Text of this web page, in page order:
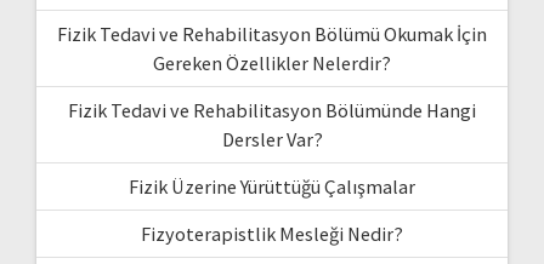
Fizik Tedavi ve Rehabilitasyon Bölümü Okumak İçin
Gereken Özellikler Nelerdir?
Fizik Tedavi ve Rehabilitasyon Bölümünde Hangi
Dersler Var?
Fizik Üzerine Yürüttüğü Çalışmalar
Fizyoterapistlik Mesleği Nedir?